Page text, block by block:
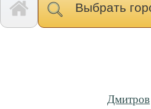
Выбрать
Дмитров